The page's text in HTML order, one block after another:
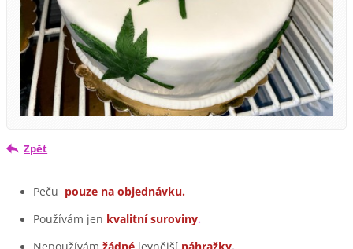
Zpět
Peču pouze na objednávku.
Používám jen kvalitní suroviny.
Nepoužívámžádné levnější náhražky.